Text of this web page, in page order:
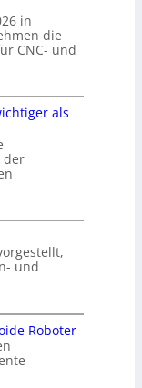
in
die
CNC- und
als
der
und
Roboter